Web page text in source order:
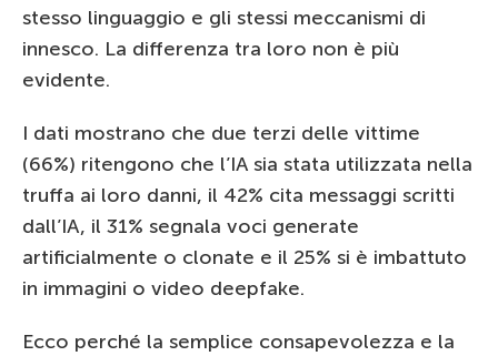
stesso linguaggio e gli stessi meccanismi di
innesco. La differenza tra loro non è più
evidente.
I dati mostrano che due terzi delle vittime
(66%) ritengono che l’IA sia stata utilizzata nella
truffa ai loro danni, il 42% cita messaggi scritti
dall’IA, il 31% segnala voci generate
artificialmente o clonate e il 25% si è imbattuto
in immagini o video deepfake.
Ecco perché la semplice consapevolezza e la